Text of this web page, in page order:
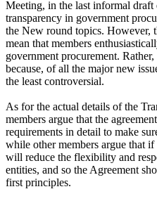
Meeting, in the last informal
transparency in government
the New round topics. However,
mean that members
government procurement.
because, of all the major new
the least controversial.
As for the actual details of the
members argue that the
requirements in detail to make
while other members argue that
will reduce the flexibility and
entities, and so the Agreement
first principles.